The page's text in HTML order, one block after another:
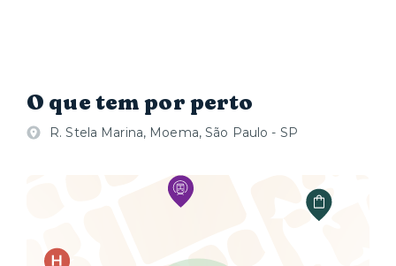
O que tem por perto
R. Stela Marina, Moema, São Paulo - SP